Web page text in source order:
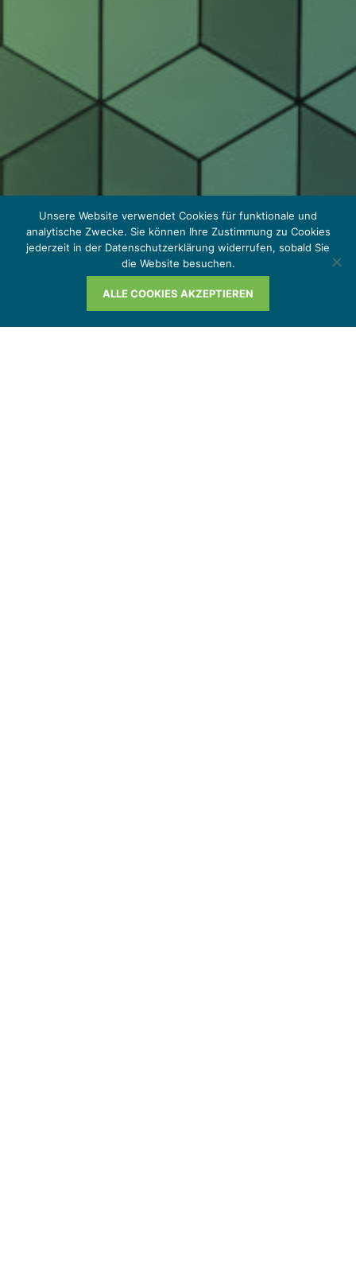
Unsere Website verwendet Cookies für funktionale und
analytische Zwecke. Sie können Ihre Zustimmung zu Cookies
jederzeit in der Datenschutzerklärung widerrufen, sobald Sie
die Website besuchen.
ALLE COOKIES AKZEPTIEREN